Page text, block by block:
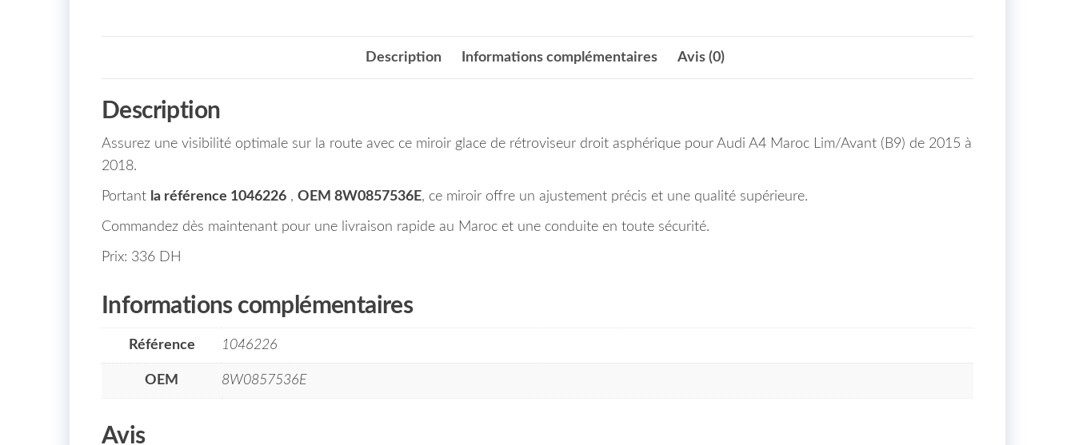
Description Informations complémentaires Avis (0)
Description
Assurez une visibilité optimale sur la route avec ce miroir glace de rétroviseur droit asphérique pour Audi A4 Maroc Lim/Avant (B9) de 2015 à
2018.
Portant la référence 1046226 , OEM 8W0857536E, ce miroir offre un ajustement précis et une qualité supérieure.
Commandez dès maintenant pour une livraison rapide au Maroc et une conduite en toute sécurité.
Prix: 336 DH
Informations complémentaires
Référence 1046226
OEM 8W0857536E
Avis